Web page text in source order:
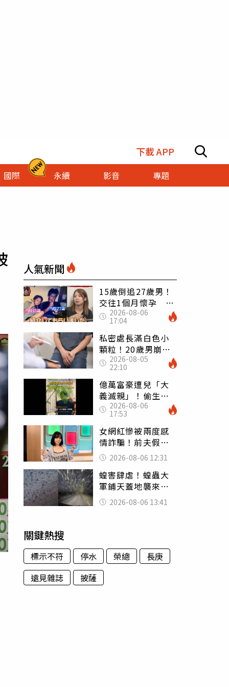
下載 APP
國際 永續 影音 專題
人氣新聞
15歲倒追27歲男！
交往1個月懷孕 36
歲當阿嬤故事曝光
2026-08-06
17:04
私密處長滿白色小
顆粒！20歲男崩潰
求診 醫曝5大真相
別再誤會
2026-08-05
22:10
億萬富豪遭兒「大
義滅親」！偷生子
怕曝光 竟盜鄰居
身份辦假證落戶
2026-08-06
17:53
女網紅慘被兩度感
情詐騙！前夫假割
頸詐光200萬再遇假
富商「養套殺2000
萬」
2026-08-06 12:31
蝗害肆虐！蝗蟲大
軍鋪天蓋地襲來宛
如末日 網驚：聖
經十災
2026-08-06 13:41
關鍵熱搜
標示不符 停水 榮總
長庚
遠見雜誌
披薩